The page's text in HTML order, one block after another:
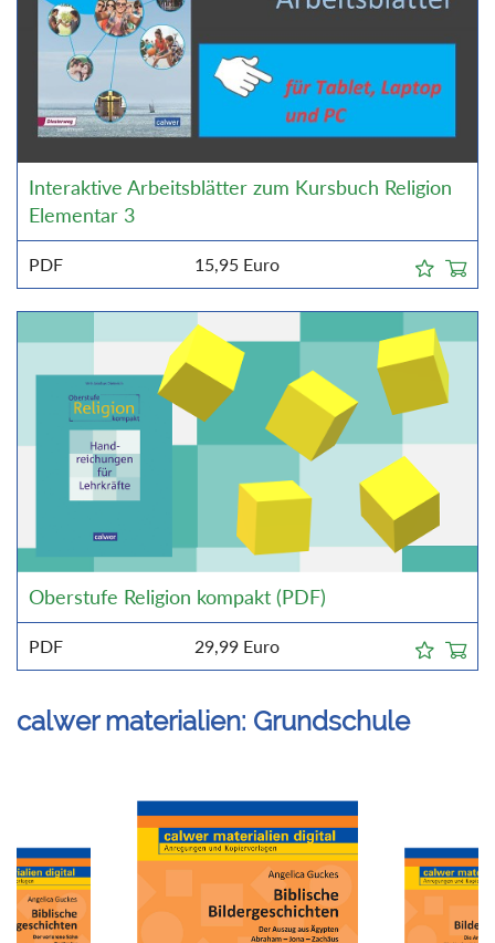
Interaktive Arbeitsblätter zum Kursbuch Religion
Elementar 3
PDF 15,95 Euro
Oberstufe Religion kompakt (PDF)
PDF 29,99 Euro
calwer materialien: Grundschule